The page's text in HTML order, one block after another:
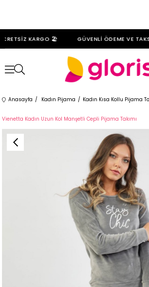
KARGO 🏖️ GÜVENLİ ÖDEME VE
Anasayfa Kadın Pijama Kadın Kısa Kollu Pijama
Vienetta Kadın Uzun Kol Manşetli Cepli Pijama Takımı